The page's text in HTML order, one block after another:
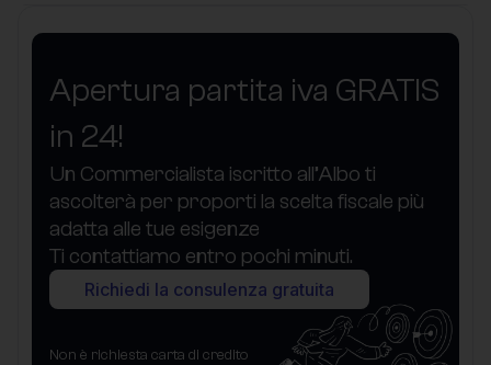
Apertura partita iva GRATIS
in 24!
Un Commercialista iscritto all’Albo ti
ascolterà per proporti la scelta fiscale più
adatta alle tue esigenze
Ti contattiamo entro pochi minuti.
Richiedi la consulenza gratuita
Non è richiesta carta di credito